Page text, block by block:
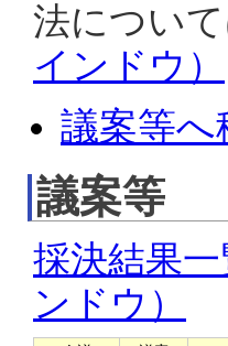
法について
インドウ）
議案等へ
議案等
採決結果
ンドウ）